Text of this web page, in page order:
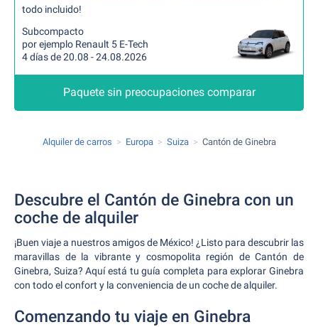
todo incluido!
Subcompacto
por ejemplo Renault 5 E-Tech
4 días de 20.08 - 24.08.2026
Paquete sin preocupaciones comparar
Alquiler de carros Europa Suiza Cantón de Ginebra
Descubre el Cantón de Ginebra con un
coche de alquiler
¡Buen viaje a nuestros amigos de México! ¿Listo para descubrir las
maravillas de la vibrante y cosmopolita región de Cantón de
Ginebra, Suiza? Aquí está tu guía completa para explorar Ginebra
con todo el confort y la conveniencia de un coche de alquiler.
Comenzando tu viaje en Ginebra